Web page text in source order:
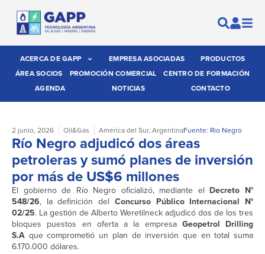
ACERCA DE GAPP EMPRESA ASOCIADAS
PRODUCTOS
ÁREA SOCIOS
PROMOCIÓN COMERCIAL
CENTRO DE FORMACIÓN
AGENDA
NOTICIAS CONTACTO
2 junio, 2026 Oil&Gas América del Sur, ArgentinaFuente: Rio Negro
Río Negro adjudicó dos áreas
petroleras y sumó planes de inversión
por más de US$6 millones
El gobierno de Río Negro oficializó, mediante el Decreto N°
548/26, la definición del Concurso Público Internacional N°
02/25. La gestión de Alberto Weretilneck adjudicó dos de los tres
bloques puestos en oferta a la empresa Geopetrol Drilling
S.A que comprometió un plan de inversión que en total suma
6.170.000 dólares.